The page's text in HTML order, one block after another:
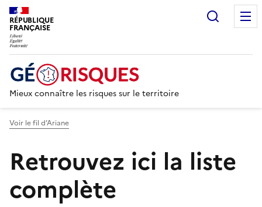
RÉPUBLIQUE
FRANÇAISE
Mieux connaître les risques sur le territoire
Voir le fil d’Ariane
Retrouvez ici la liste
complète